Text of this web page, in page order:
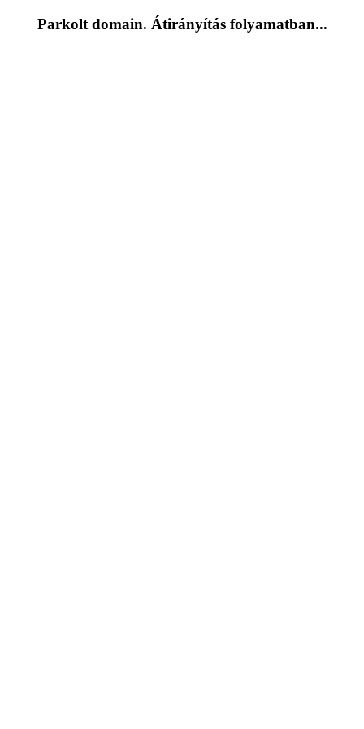
Parkolt domain. Átirányítás folyamatban...